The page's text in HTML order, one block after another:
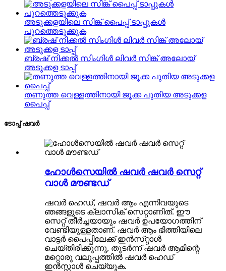
അടുക്കളയിലെ സിങ്ക് പൈപ്പ് ടാപ്പുകൾ
പുറത്തെടുക്കുക
ബ്രഷ് നിക്കൽ സിംഗിൾ ലിവർ സിങ്ക് അലോയ്
അടുക്കള ടാപ്പ്
തണുത്ത വെള്ളത്തിനായി ജൂക്ക പുതിയ അടുക്കള
പൈപ്പ്
ടോപ്പ് ഷവർ
ഹോൾസെയിൽ ഷവർ ഷവർ സെറ്റ്
വാൾ മൗണ്ടഡ്
ഷവർ ഹെഡ്, ഷവർ ആം എന്നിവയുടെ
ഞങ്ങളുടെ ക്ലാസിക് സെറ്റാണിത്. ഈ
സെറ്റ് തീർച്ചയായും ഷവർ ഉപയോഗത്തിന്
വേണ്ടിയുള്ളതാണ്. ഷവർ ആം ഭിത്തിയിലെ
വാട്ടർ പൈപ്പിലേക്ക് ഇൻസ്‌റ്റാൾ
ചെയ്‌തിരിക്കുന്നു, തുടർന്ന് ഷവർ ആമിന്റെ
മറ്റൊരു വലുപ്പത്തിൽ ഷവർ ഹെഡ്
ഇൻസ്റ്റാൾ ചെയ്യുക.